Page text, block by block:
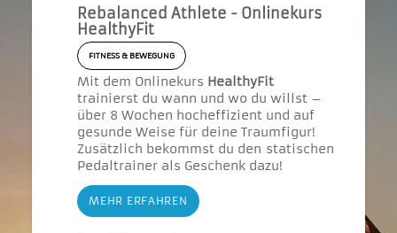
Rebalanced Athlete - Onlinekurs
HealthyFit
FITNESS & BEWEGUNG
Mit dem Onlinekurs HealthyFit
trainierst du wann und wo du willst –
über 8 Wochen hocheffizient und auf
gesunde Weise für deine Traumfigur!
Zusätzlich bekommst du den statischen
Pedaltrainer als Geschenk dazu!
MEHR ERFAHREN